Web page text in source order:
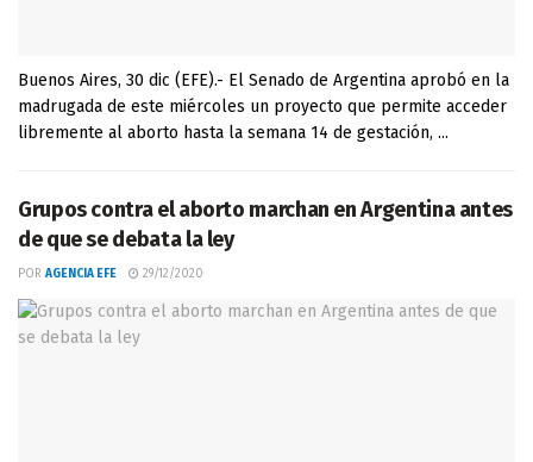
Buenos Aires, 30 dic (EFE).- El Senado de Argentina aprobó en la
madrugada de este miércoles un proyecto que permite acceder
libremente al aborto hasta la semana 14 de gestación, ...
Grupos contra el aborto marchan en Argentina antes
de que se debata la ley
POR AGENCIA EFE 29/12/2020